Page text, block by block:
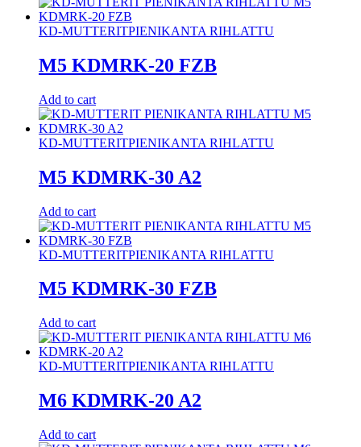
KD-MUTTERITPIENIKANTA RIHLATTU
M5 KDMRK-20 FZB
Add to cart
KD-MUTTERITPIENIKANTA RIHLATTU
M5 KDMRK-30 A2
Add to cart
KD-MUTTERITPIENIKANTA RIHLATTU
M5 KDMRK-30 FZB
Add to cart
KD-MUTTERITPIENIKANTA RIHLATTU
M6 KDMRK-20 A2
Add to cart